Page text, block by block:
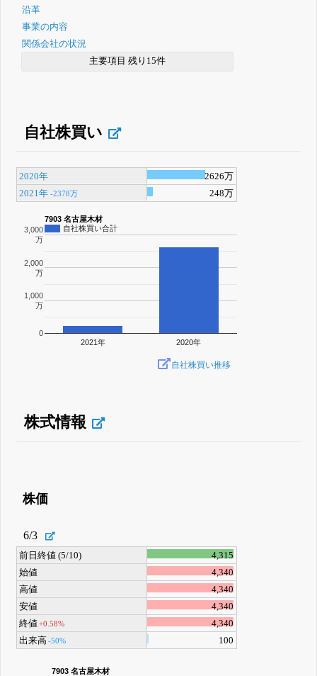
沿革
事業の内容
関係会社の状況
主要項目 残り15件
自社株買い
2020年
2626万
2021年 -2378万 248万
7903 名古屋木材
自社株買い合計
2021年 2020年
0
1,000
万
2,000
万
3,000
万
自社株買い推移
株式情報
株価
6/3
前日終値 (5/10)
4,315
始値
4,340
高値
4,340
安値
4,340
終値+0.58%
4,340
出来高-50% 100
7903 名古屋木材